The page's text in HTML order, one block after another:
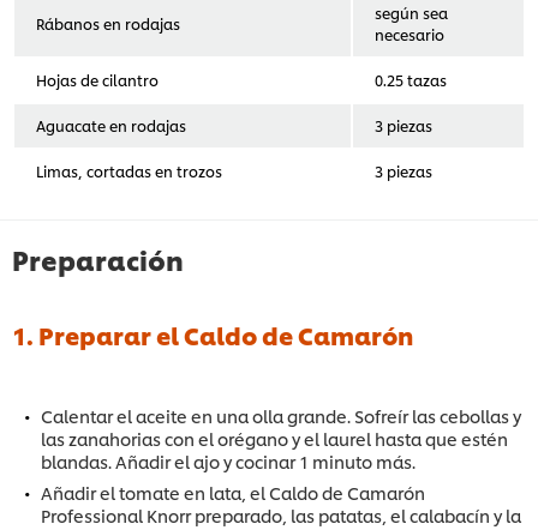
Rábanos en rodajas
según sea
necesario
Hojas de cilantro 0.25 tazas
Aguacate en rodajas 3 piezas
Limas, cortadas en trozos 3 piezas
Preparación
1. Preparar el Caldo de Camarón
Calentar el aceite en una olla grande. Sofreír las cebollas y
las zanahorias con el orégano y el laurel hasta que estén
blandas. Añadir el ajo y cocinar 1 minuto más.
Añadir el tomate en lata, el Caldo de Camarón
Professional Knorr preparado, las patatas, el calabacín y la